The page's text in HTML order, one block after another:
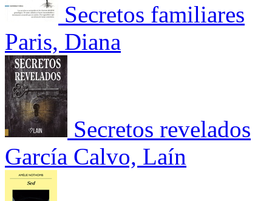
Secretos familiares
Paris, Diana
Secretos revelados
García Calvo, Laín